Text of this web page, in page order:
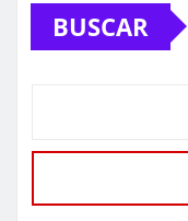
BUSCAR